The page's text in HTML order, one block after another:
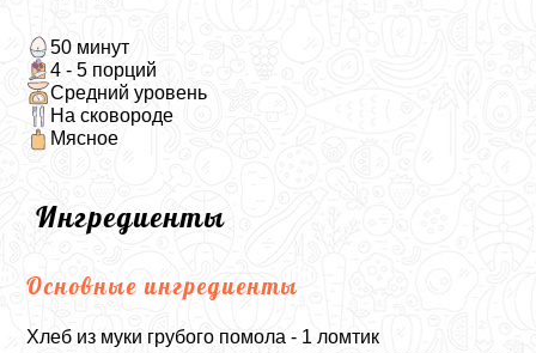
50 минут
4 - 5 порций
Средний уровень
На сковороде
Мясное
Ингредиенты
Основные ингредиенты
Хлеб из муки грубого помола - 1 ломтик